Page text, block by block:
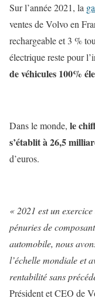
Sur l’année 2021, la
ventes de Volvo en
rechargeable et 3 %
électrique reste pour
de véhicules 100%
Dans le monde, le
s’établit à 26,5
d’euros.
« 2021 est un
pénuries de
automobile, nous
l’échelle mondiale et
rentabilité sans
Président et CEO de